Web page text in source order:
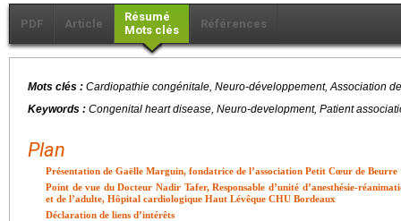
PDF Article
Résumé
Mots clés
Références
Mots clés : Cardiopathie congénitale, Neuro-développement, Association
Keywords : Congenital heart disease, Neuro-development, Patient
Plan
Présentation de Gaëlle Marguin, fondatrice de l’association Petit Cœur de Beurre
Point de vue du Docteur Nadir Tafer, Responsable d’unité d’anesthésie-
et de l’adulte, Hôpital cardiologique Haut Lévêque CHU Bordeaux
Déclaration de liens d’intérêts